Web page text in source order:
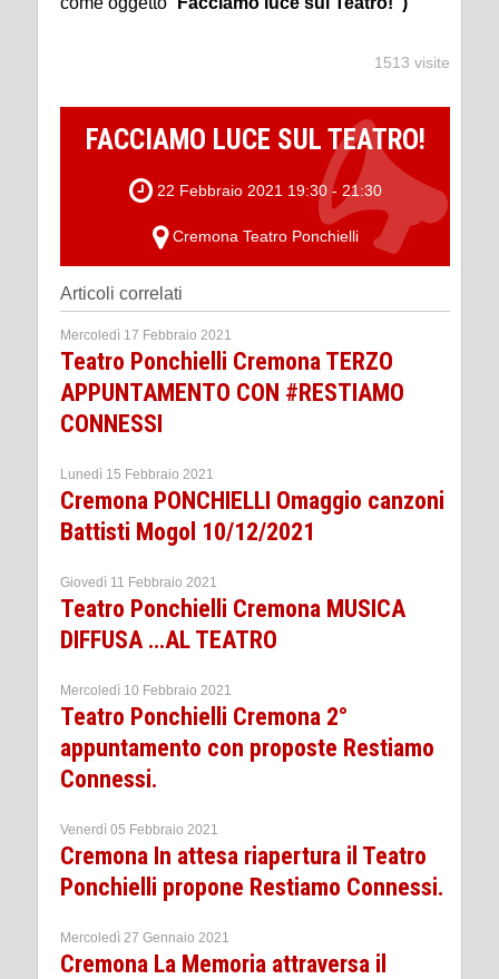
1513 visite
FACCIAMO LUCE SUL TEATRO!
22 Febbraio 2021 19:30 - 21:30
Cremona Teatro Ponchielli
Articoli correlati
Mercoledì 17 Febbraio 2021
Teatro Ponchielli Cremona TERZO
APPUNTAMENTO CON #RESTIAMO
CONNESSI
Lunedì 15 Febbraio 2021
Cremona PONCHIELLI Omaggio canzoni
Battisti Mogol 10/12/2021
Giovedì 11 Febbraio 2021
Teatro Ponchielli Cremona MUSICA
DIFFUSA …AL TEATRO
Mercoledì 10 Febbraio 2021
Teatro Ponchielli Cremona 2°
appuntamento con proposte Restiamo
Connessi.
Venerdì 05 Febbraio 2021
Cremona In attesa riapertura il Teatro
Ponchielli propone Restiamo Connessi.
Mercoledì 27 Gennaio 2021
Cremona La Memoria attraversa il